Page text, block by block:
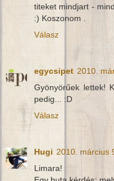
titeket mindjart -
:) Koszonom .
Válasz
egycsipet 2010.
Gyönyörűek lettek!
pedig... :D
Válasz
Hugi 2010. március
Limara!